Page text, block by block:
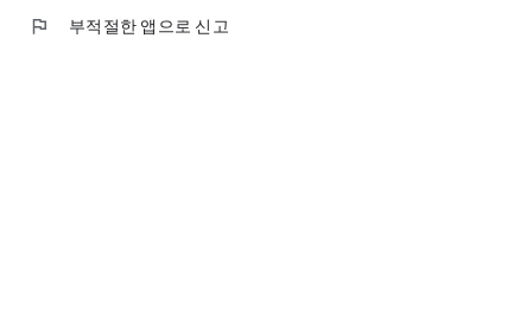
- 알림 (선택) : 이용내역 알림
- 카메라 (선택): 바코드/QR코드/신분증 정보 읽기
flag 부적절한 앱으로 신고